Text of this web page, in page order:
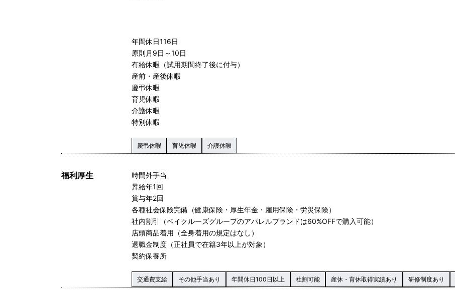
年間休日116日
原則月9日～10日
有給休暇（試用期間終了後に付与）
産前・産後休暇
慶弔休暇
育児休暇
介護休暇
特別休暇
慶弔休暇 育児休暇 介護休暇
福利厚生
時間外手当
昇給年1回
賞与年2回
各種社会保険完備（健康保険・厚生年金・雇用保険・労災保険）
社内割引（ベイクルーズグループのアパレルブランドは60%OFFで購入可能）
店頭商品着用（全身着用の規定はなし）
退職金制度（正社員で在籍3年以上が対象）
契約保養所
交通費支給 その他手当あり 年間休日100日以上 社割可能 産休・育休取得実績あり 研修制度あり